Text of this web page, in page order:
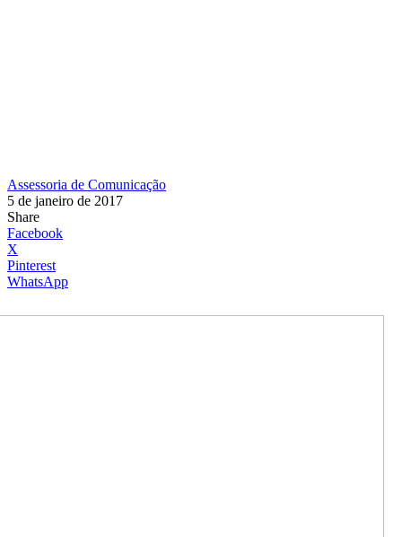
Assessoria de Comunicação
5 de janeiro de 2017
Share
Facebook
X
Pinterest
WhatsApp